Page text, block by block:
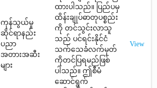
ကုန်သွယ်မှု
ဆိုင်ရာနည်း
ပညာ
အတားအဆီး
များ
ထားပါသည်။ ပြည်ပမှ
ထိန်းချုပ်ဓာတုပစ္စည်း
ကို တင်သွင်းလာသူ
သည် ပင်ရင်းနိုင်ငံ
သက်သေခံလက်မှတ်
ကိုတင်ပြရမည်ဖြစ်
ပါသည်။ ဤစီမံ
ဆောင်ရွက်
View